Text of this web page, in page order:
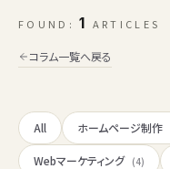
FOUND:1 ARTICLES
コラム一覧へ戻る
All ホームページ制作
Webマーケティング (4)